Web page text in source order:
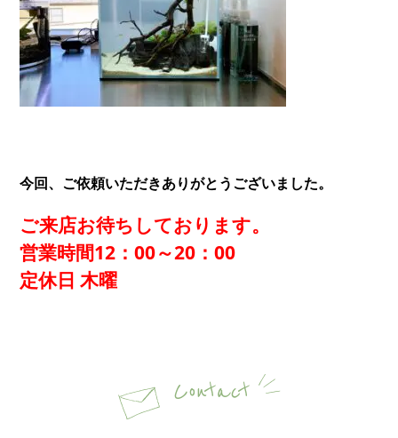
今回、ご依頼いただきありがとうございました。
ご来店お待ちしております。
営業時間12：00～20：00
定休日 木曜
Contact